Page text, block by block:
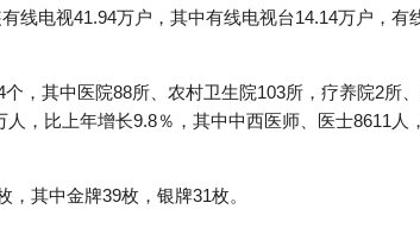
线电视41.94万户，其中有线电视台14.14万户，有
，其中医院88所、农村卫生院103所，疗养院2所
，比上年增长9.8％，其中中西医师、医士8611人
其中金牌39枚，银牌31枚。